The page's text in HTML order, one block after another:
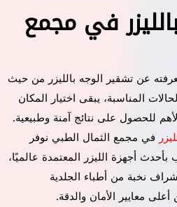
في مجمع
عن تشقير الوجه بالليزر من حيث
المناسبة، يبقى اختيار المكان
للحصول على نتائج آمنة وطبيعية.
في مجمع الثمال الطبي نوفر
أجهزة الليزر المعتمدة عالميًا،
نخبة من أطباء الجلدية
معايير الأمان والدقة.